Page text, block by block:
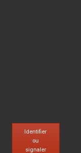
Identifier
ou
signaler